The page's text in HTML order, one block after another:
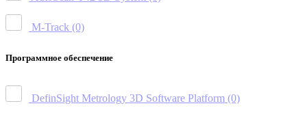
M-Track (0)
Программное обеспечение
DefinSight Metrology 3D Software Platform (0)